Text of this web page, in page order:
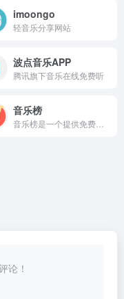
imoongo
轻音乐分享网站
波点音乐APP
腾讯旗下音乐在线免费听
音乐榜
论！